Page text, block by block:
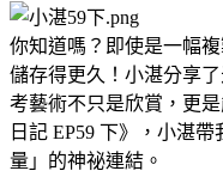
你知道嗎？即使是一幅
儲存得更久！小湛分享
考藝術不只是欣賞，更
日記 EP59 下》，小湛
量」的神祕連結。